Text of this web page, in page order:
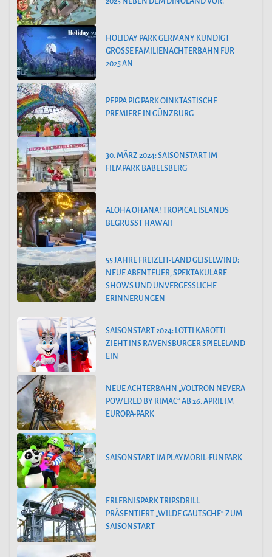
HOLIDAY PARK GERMANY KÜNDIGT
GROSSE FAMILIENACHTERBAHN FÜR 2
025 AN
PEPPA PIG PARK OINKTASTISCHE
PREMIERE IN GÜNZBURG
30. MÄRZ 2024: SAISONSTART IM
FILMPARK BABELSBERG
ALOHA OHANA! TROPICAL ISLANDS
BEGRÜSST HAWAII
55 JAHRE FREIZEIT-LAND GEISELWIND:
NEUE ABENTEUER, SPEKTAKULÄRE
SHOWS UND UNVERGESSLICHE
ERINNERUNGEN
SAISONSTART 2024: LOTTI KAROTTI
ZIEHT INS RAVENSBURGER SPIELELAND
EIN
NEUE ACHTERBAHN „VOLTRON NEVERA
POWERED BY RIMAC“ AB 26. APRIL IM
EUROPA-PARK
SAISONSTART IM PLAYMOBIL-FUNPARK
ERLEBNISPARK TRIPSDRILL
PRÄSENTIERT „WILDE GAUTSCHE“ ZUM
SAISONSTART